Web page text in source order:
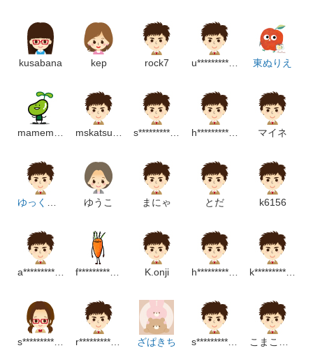
kusabana kep rock7 u*******************m 東ぬりえ
mamemame mskatsuragawa s******************p h*********************m マイネ
ゆっくり… ゆうこ まにゃ とだ k6156
a*****************m f*********************p K.onji h****************************p k*************************************p
s**********m r************************p ざぱきち s********************m こまこまみ